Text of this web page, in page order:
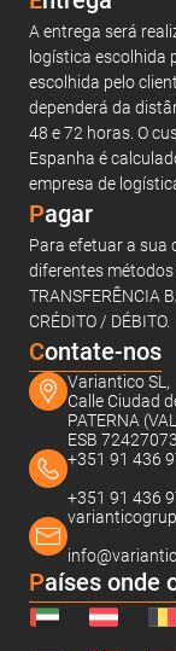
A entrega será
logística escolhida
escolhida pelo
dependerá da
48 e 72 horas. O
Espanha é
empresa de
Pagar
Para efetuar a sua
diferentes
TRANSFERÊNCIA
CRÉDITO / DÉBITO.
Contate-nos
Variantico SL,
Calle Ciudad
PATERNA
ESB 72427073
+351 91 436
+351 91 436
Países onde